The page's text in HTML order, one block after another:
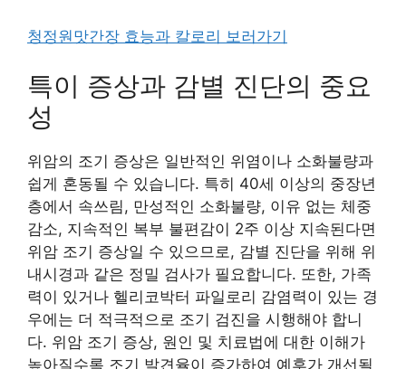
청정원맛간장 효능과 칼로리 보러가기
특이 증상과 감별 진단의 중요
성
위암의 조기 증상은 일반적인 위염이나 소화불량과
쉽게 혼동될 수 있습니다. 특히 40세 이상의 중장년
층에서 속쓰림, 만성적인 소화불량, 이유 없는 체중
감소, 지속적인 복부 불편감이 2주 이상 지속된다면
위암 조기 증상일 수 있으므로, 감별 진단을 위해 위
내시경과 같은 정밀 검사가 필요합니다. 또한, 가족
력이 있거나 헬리코박터 파일로리 감염력이 있는 경
우에는 더 적극적으로 조기 검진을 시행해야 합니
다. 위암 조기 증상, 원인 및 치료법에 대한 이해가
높아질수록 조기 발견율이 증가하여 예후가 개선될